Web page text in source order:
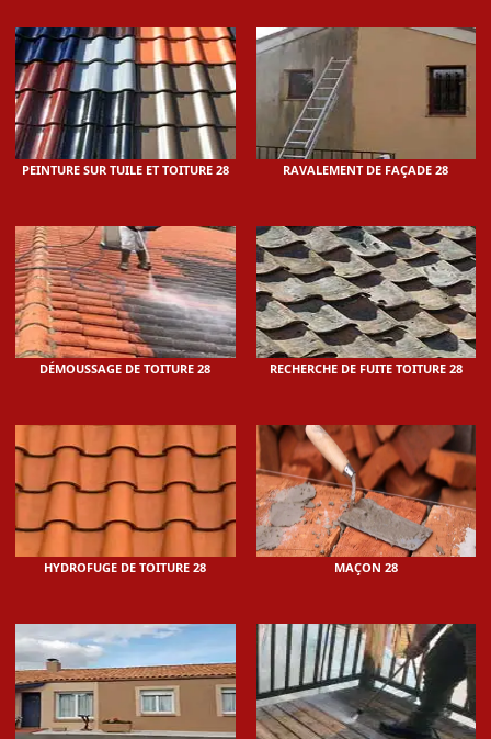
PEINTURE SUR TUILE ET TOITURE 28 RAVALEMENT DE FAÇADE 28
DÉMOUSSAGE DE TOITURE 28 RECHERCHE DE FUITE TOITURE 28
HYDROFUGE DE TOITURE 28 MAÇON 28